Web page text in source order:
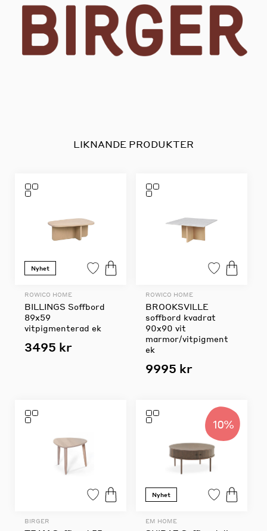
LIKNANDE PRODUKTER
Nyhet
ROWICO HOME
BILLINGS Soffbord
89x59
vitpigmenterad ek
3495 kr
ROWICO HOME
BROOKSVILLE
soffbord kvadrat
90x90 vit
marmor/vitpigment
ek
9995 kr
BIRGER
10%
Nyhet
EM HOME